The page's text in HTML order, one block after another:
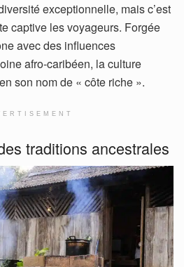
exceptionnelle, mais c’est
captive les voyageurs. Forgée
avec des influences
afro-caribéen, la culture
son nom de « côte riche ».
traditions ancestrales